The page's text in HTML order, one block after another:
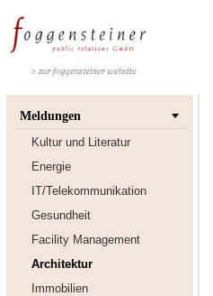
Meldungen
Kultur und Literatur
Energie
IT/Telekommunikation
Gesundheit
Facility Management
Architektur
Immobilien